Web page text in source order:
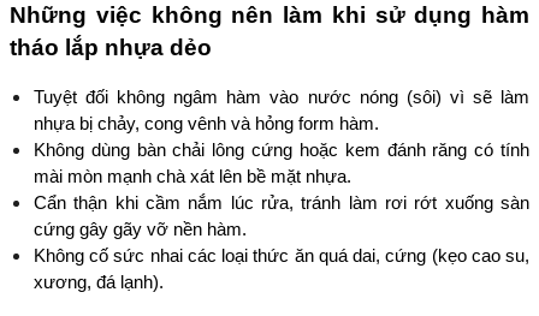
Những việc không nên làm khi sử dụng hàm
tháo lắp nhựa dẻo
Tuyệt đối không ngâm hàm vào nước nóng (sôi) vì sẽ làm
nhựa bị chảy, cong vênh và hỏng form hàm.
Không dùng bàn chải lông cứng hoặc kem đánh răng có tính
mài mòn mạnh chà xát lên bề mặt nhựa.
Cẩn thận khi cầm nắm lúc rửa, tránh làm rơi rớt xuống sàn
cứng gây gãy vỡ nền hàm.
Không cố sức nhai các loại thức ăn quá dai, cứng (kẹo cao su,
xương, đá lạnh).